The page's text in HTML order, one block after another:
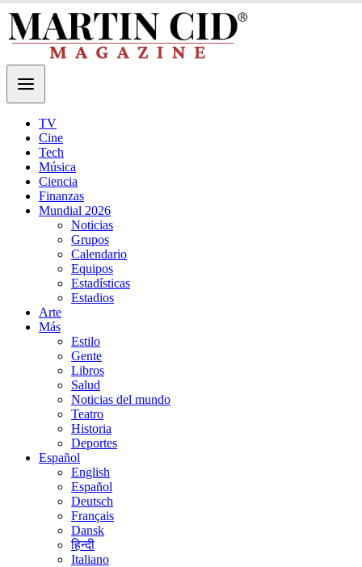
TV
Cine
Tech
Música
Ciencia
Finanzas
Mundial 2026
Noticias
Grupos
Calendario
Equipos
Estadísticas
Estadios
Arte
Más
Estilo
Gente
Libros
Salud
Noticias del mundo
Teatro
Historia
Deportes
Español
English
Español
Deutsch
Français
Dansk
हिन्दी
Italiano